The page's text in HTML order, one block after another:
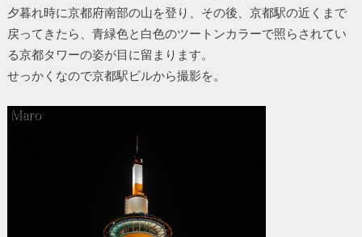
夕暮れ時に京都府南部の山を登り、その後、京都駅の近くまで
戻ってきたら、青緑色と白色のツートンカラーで照らされてい
る京都タワーの姿が目に留まります。
せっかくなので京都駅ビルから撮影を。